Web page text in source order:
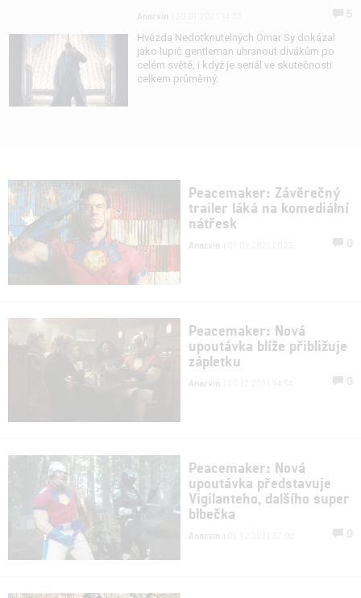
Hvězda Nedotknutelných Omar Sy dokázal
jako lupič gentleman uhranout divákům po
celém světě, i když je seriál ve skutečnosti
celkem průměrný.
Peacemaker: Závěrečný
trailer láká na komediální
nátřesk
Anarvin 0
Peacemaker: Nová
upoutávka blíže přibližuje
zápletku
Anarvin 0
Peacemaker: Nová
upoutávka představuje
Vigilanteho, dalšího super
blbečka
Anarvin 0